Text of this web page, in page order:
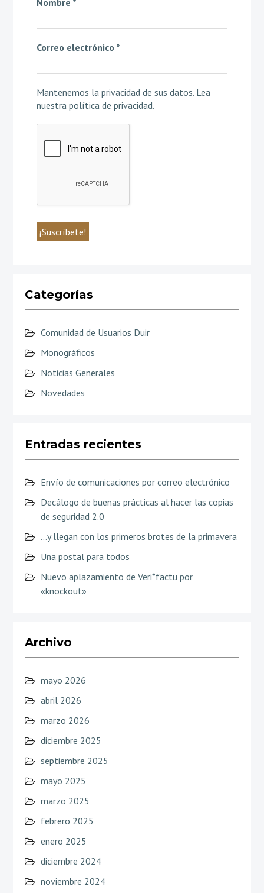
Correo electrónico *
Mantenemos la privacidad de sus datos. Lea
nuestra política de privacidad.
Categorías
Comunidad de Usuarios Duir
Monográficos
Noticias Generales
Novedades
Entradas recientes
Envío de comunicaciones por correo electrónico
Decálogo de buenas prácticas al hacer las copias
de seguridad 2.0
…y llegan con los primeros brotes de la primavera
Una postal para todos
Nuevo aplazamiento de Veri*factu por
«knockout»
Archivo
mayo 2026
abril 2026
marzo 2026
diciembre 2025
septiembre 2025
mayo 2025
marzo 2025
febrero 2025
enero 2025
diciembre 2024
noviembre 2024